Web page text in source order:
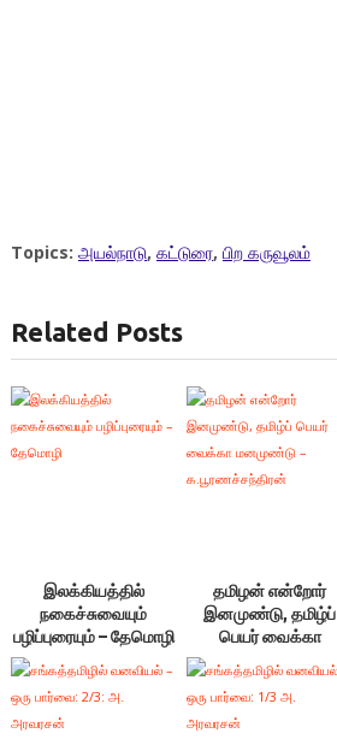
Topics: அயல்நாடு, கட்டுரை, பிற கருவூலம்
Related Posts
இலக்கியத்தில்
நகைச்சுவையும்
பழிப்புரையும் – தேமொழி
தமிழன் என்றோர்
இனமுண்டு, தமிழ்ப்
பெயர் வைக்கா
க.பூரணச்சந்திரன்